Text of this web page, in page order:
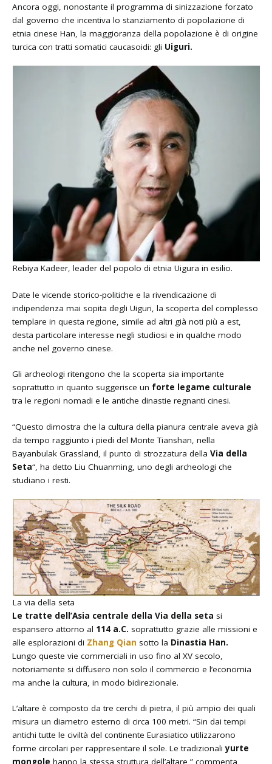
Ancora oggi, nonostante il programma di sinizzazione forzato
dal governo che incentiva lo stanziamento di popolazione di
etnia cinese Han, la maggioranza della popolazione è di origine
turcica con tratti somatici caucasoidi: gli Uiguri.
Rebiya Kadeer, leader del popolo di etnia Uigura in esilio.
Date le vicende storico-politiche e la rivendicazione di
indipendenza mai sopita degli Uiguri, la scoperta del complesso
templare in questa regione, simile ad altri già noti più a est,
desta particolare interesse negli studiosi e in qualche modo
anche nel governo cinese.
Gli archeologi ritengono che la scoperta sia importante
soprattutto in quanto suggerisce un forte legame culturale
tra le regioni nomadi e le antiche dinastie regnanti cinesi.
“Questo dimostra che la cultura della pianura centrale aveva già
da tempo raggiunto i piedi del Monte Tianshan, nella
Bayanbulak Grassland, il punto di strozzatura dellaVia della
Seta“, ha detto Liu Chuanming, uno degli archeologi che
studiano i resti.
La via della seta
Le tratte dell’Asia centrale della Via della seta si
espansero attorno al 114 a.C. soprattutto grazie alle missioni e
alle esplorazioni di Zhang Qian sotto la Dinastia Han.
Lungo queste vie commerciali in uso fino al XV secolo,
notoriamente si diffusero non solo il commercio e l’economia
ma anche la cultura, in modo bidirezionale.
L’altare è composto da tre cerchi di pietra, il più ampio dei quali
misura un diametro esterno di circa 100 metri. “Sin dai tempi
antichi tutte le civiltà del continente Eurasiatico utilizzarono
forme circolari per rappresentare il sole. Le tradizionali yurte
mongole hanno la stessa struttura dell’altare,” commenta